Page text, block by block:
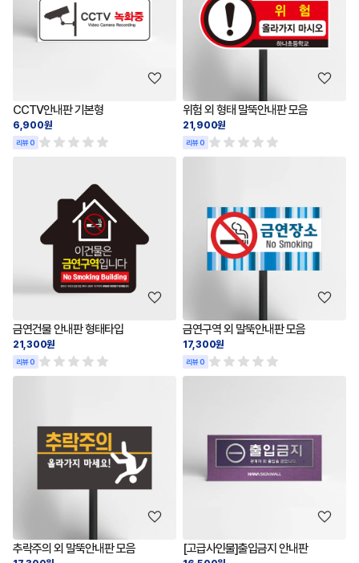
CCTV안내판 기본형
6,900원
리뷰 0
위험 외 형태 말뚝안내판 모음
21,900원
리뷰 0
금연건물 안내판 형태타입
21,300원
리뷰 0
금연구역 외 말뚝안내판 모음
17,300원
리뷰 0
추락주의 외 말뚝안내판 모음 [고급사인물]출입금지 안내판